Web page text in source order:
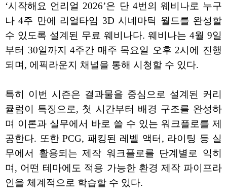
‘시작해요 언리얼 2026’은 단 4번의 웨비나로 누구
나 4주 만에 리얼타임 3D 시네마틱 월드를 완성할
수 있도록 설계된 무료 웨비나다. 웨비나는 4월 9일
부터 30일까지 4주간 매주 목요일 오후 2시에 진행
되며, 에픽라운지 채널을 통해 시청할 수 있다.
특히 이번 시즌은 결과물을 중심으로 설계된 커리
큘럼이 특징으로, 첫 시간부터 배경 구조를 완성하
며 이론과 실무에서 바로 쓸 수 있는 워크플로를 제
공한다. 또한 PCG, 패킹된 레벨 액터, 라이팅 등 실
무에서 활용되는 제작 워크플로를 단계별로 익히
며, 어떤 테마에도 적용 가능한 환경 제작 파이프라
인을 체계적으로 학습할 수 있다.